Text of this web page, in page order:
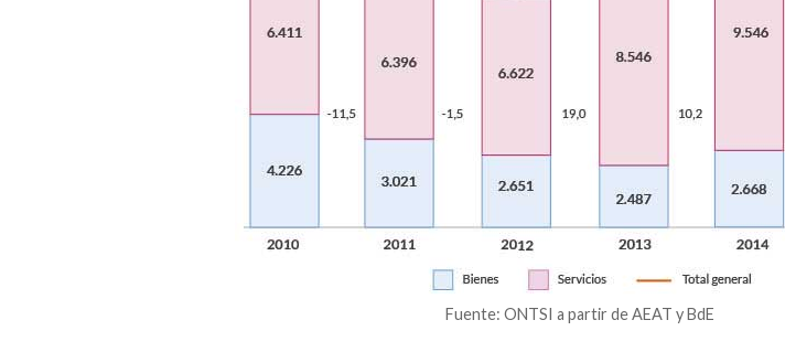
Fuente: ONTSI a partir de AEAT y BdE